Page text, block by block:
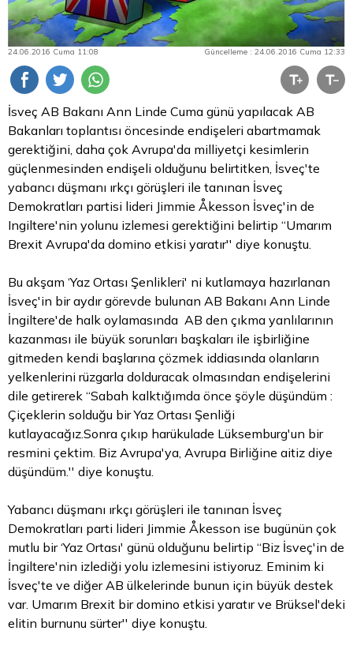
24.06.2016 Cuma 11:08 Güncelleme : 24.06.2016 Cuma 12:33
İsveç AB Bakanı Ann Linde Cuma günü yapılacak AB
Bakanları toplantısı öncesinde endişeleri abartmamak
gerektiğini, daha çok Avrupa'da milliyetçi kesimlerin
güçlenmesinden endişeli olduğunu belirtitken, İsveç'te
yabancı düşmanı ırkçı görüşleri ile tanınan İsveç
Demokratları partisi lideri Jimmie Åkesson İsveç'in de
Ingiltere'nin yolunu izlemesi gerektiğini belirtip ‘‘Umarım
Brexit Avrupa'da domino etkisi yaratır'' diye konuştu.
Bu akşam ‘Yaz Ortası Şenlikleri' ni kutlamaya hazırlanan
İsveç'in bir aydır görevde bulunan AB Bakanı Ann Linde
İngiltere'de halk oylamasında AB den çıkma yanlılarının
kazanması ile büyük sorunları başkaları ile işbirliğine
gitmeden kendi başlarına çözmek iddiasında olanların
yelkenlerini rüzgarla dolduracak olmasından endişelerini
dile getirerek ‘‘Sabah kalktığımda önce şöyle düşündüm :
Çiçeklerin solduğu bir Yaz Ortası Şenliği
kutlayacağız.Sonra çıkıp harükulade Lüksemburg'un bir
resmini çektim. Biz Avrupa'ya, Avrupa Birliğine aitiz diye
düşündüm.'' diye konuştu.
Yabancı düşmanı ırkçı görüşleri ile tanınan İsveç
Demokratları parti lideri Jimmie Åkesson ise bugünün çok
mutlu bir ‘Yaz Ortası' günü olduğunu belirtip ‘‘Biz İsveç'in de
İngiltere'nin izlediği yolu izlemesini istiyoruz. Eminim ki
İsveç'te ve diğer AB ülkelerinde bunun için büyük destek
var. Umarım Brexit bir domino etkisi yaratır ve Brüksel'deki
elitin burnunu sürter'' diye konuştu.